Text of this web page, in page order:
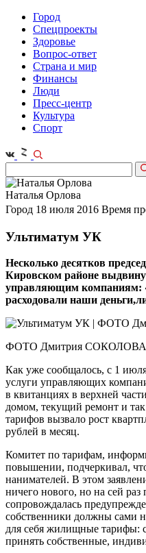
Город
Спецпроекты
Здоровье
Вопрос-ответ
Страна и мир
Финансы
Люди
Пресс-центр
Культура
Спорт
Наталья Орлова
Город 18 июля 2016 Время
Ультиматум УК
Несколько десятков
Кировском районе
управляющим компаниям:
расходовали наши
ФОТО Дмитрия СОКОЛОВА
Как уже сообщалось, с 1
услуги управляющих
в квитанциях в верхней
домом, текущий ремонт и
тарифов вызвало рост
рублей в месяц.
Комитет по тарифам,
повышении, подчеркивал,
нанимателей. В этом
ничего нового, но на сей раз
сопровождалась
собственники должны сами
для себя жилищные тарифы:
принять собственные,